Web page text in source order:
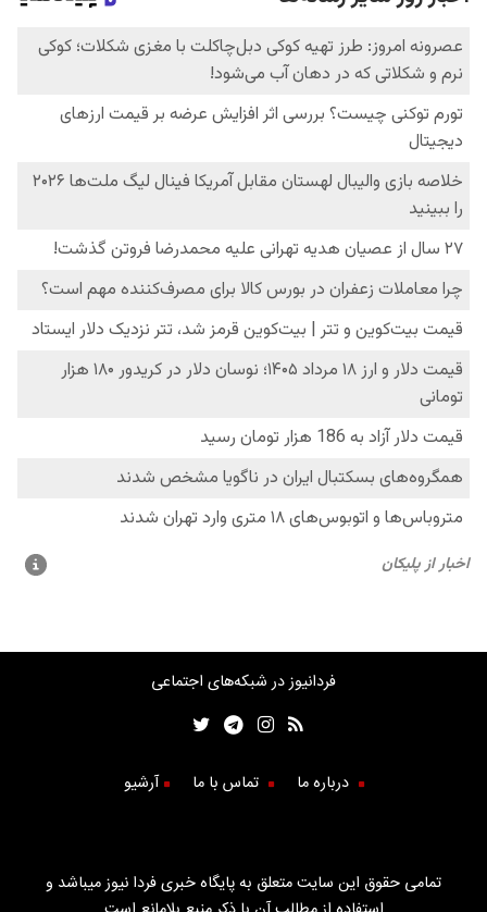
فردانیوز در شبکه‌های اجتماعی
درباره ما تماس با ما آرشیو
تمامی حقوق این سایت متعلق به پایگاه خبری فردا نیوز میباشد و